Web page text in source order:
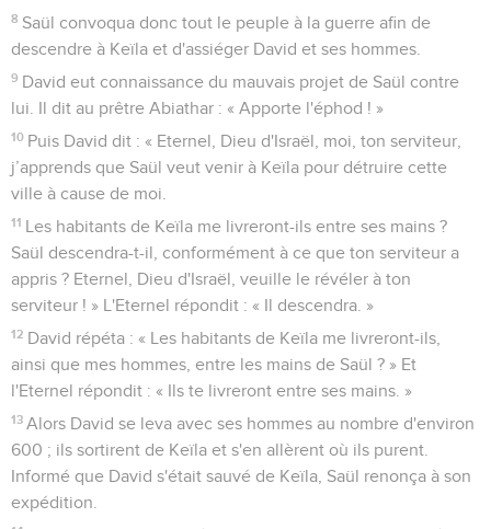
8 Saül convoqua donc tout le peuple à la guerre afin de
descendre à Keïla et d'assiéger David et ses hommes.
9 David eut connaissance du mauvais projet de Saül contre
lui. Il dit au prêtre Abiathar : « Apporte l'éphod ! »
10 Puis David dit : « Eternel, Dieu d'Israël, moi, ton serviteur,
j’apprends que Saül veut venir à Keïla pour détruire cette
ville à cause de moi.
11 Les habitants de Keïla me livreront-ils entre ses mains ?
Saül descendra-t-il, conformément à ce que ton serviteur a
appris ? Eternel, Dieu d'Israël, veuille le révéler à ton
serviteur ! » L'Eternel répondit : « Il descendra. »
12 David répéta : « Les habitants de Keïla me livreront-ils,
ainsi que mes hommes, entre les mains de Saül ? » Et
l'Eternel répondit : « Ils te livreront entre ses mains. »
13 Alors David se leva avec ses hommes au nombre d'environ
600 ; ils sortirent de Keïla et s'en allèrent où ils purent.
Informé que David s'était sauvé de Keïla, Saül renonça à son
expédition.